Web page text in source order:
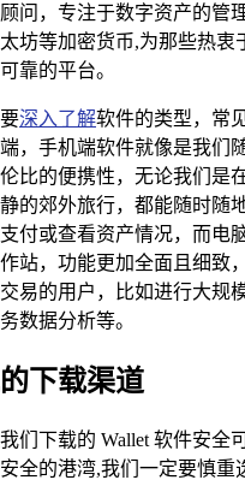
问，专注于数字资产的管
坊等加密货币,为那些热衷
靠的平台。
深入了解软件的类型，常
，手机端软件就像是我们
比的便携性，无论我们是
的郊外旅行，都能随时随
付或查看资产情况，而电
站，功能更加全面且细致
易的用户，比如进行大规
数据分析等。
下载渠道
们下载的 Wallet 软件安全
全的港湾,我们一定要慎重